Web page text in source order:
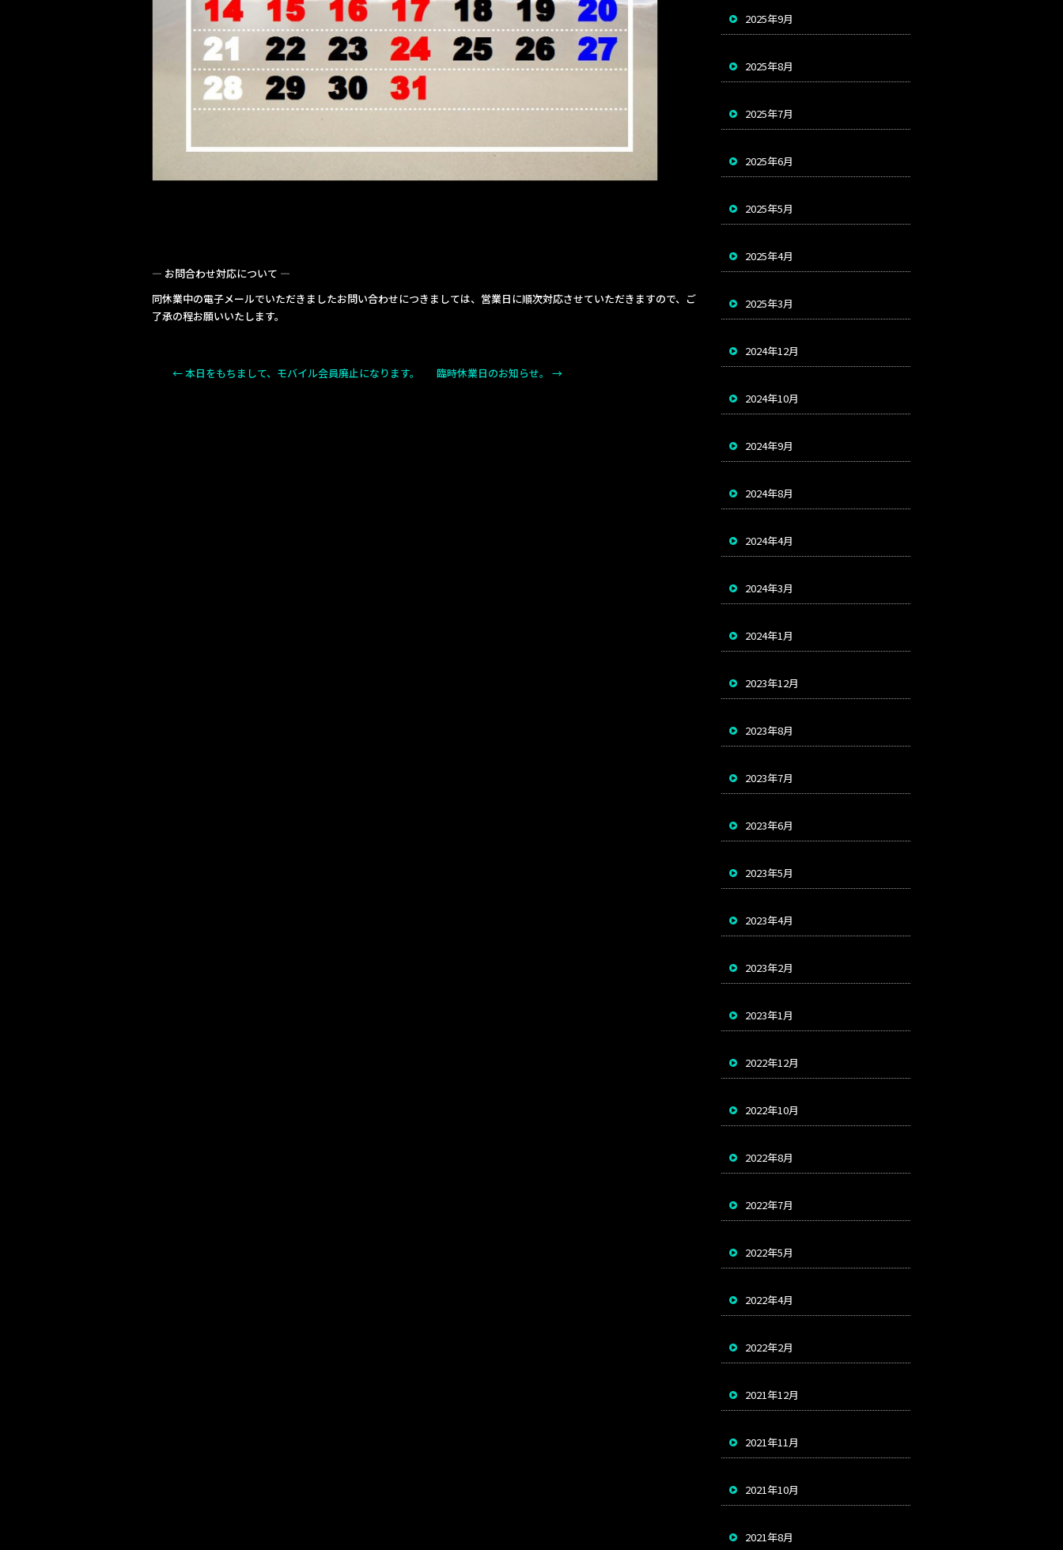
— お問合わせ対応について —
同休業中の電子メールでいただきましたお問い合わせにつきましては、営業日に順次対応させていただきますので、ご
了承の程お願いいたします。
←本日をもちまして、モバイル会員廃止になります。 臨時休業日のお知らせ。 →
2025年9月
2025年8月
2025年7月
2025年6月
2025年5月
2025年4月
2025年3月
2024年12月
2024年10月
2024年9月
2024年8月
2024年4月
2024年3月
2024年1月
2023年12月
2023年8月
2023年7月
2023年6月
2023年5月
2023年4月
2023年2月
2023年1月
2022年12月
2022年10月
2022年8月
2022年7月
2022年5月
2022年4月
2022年2月
2021年12月
2021年11月
2021年10月
2021年8月